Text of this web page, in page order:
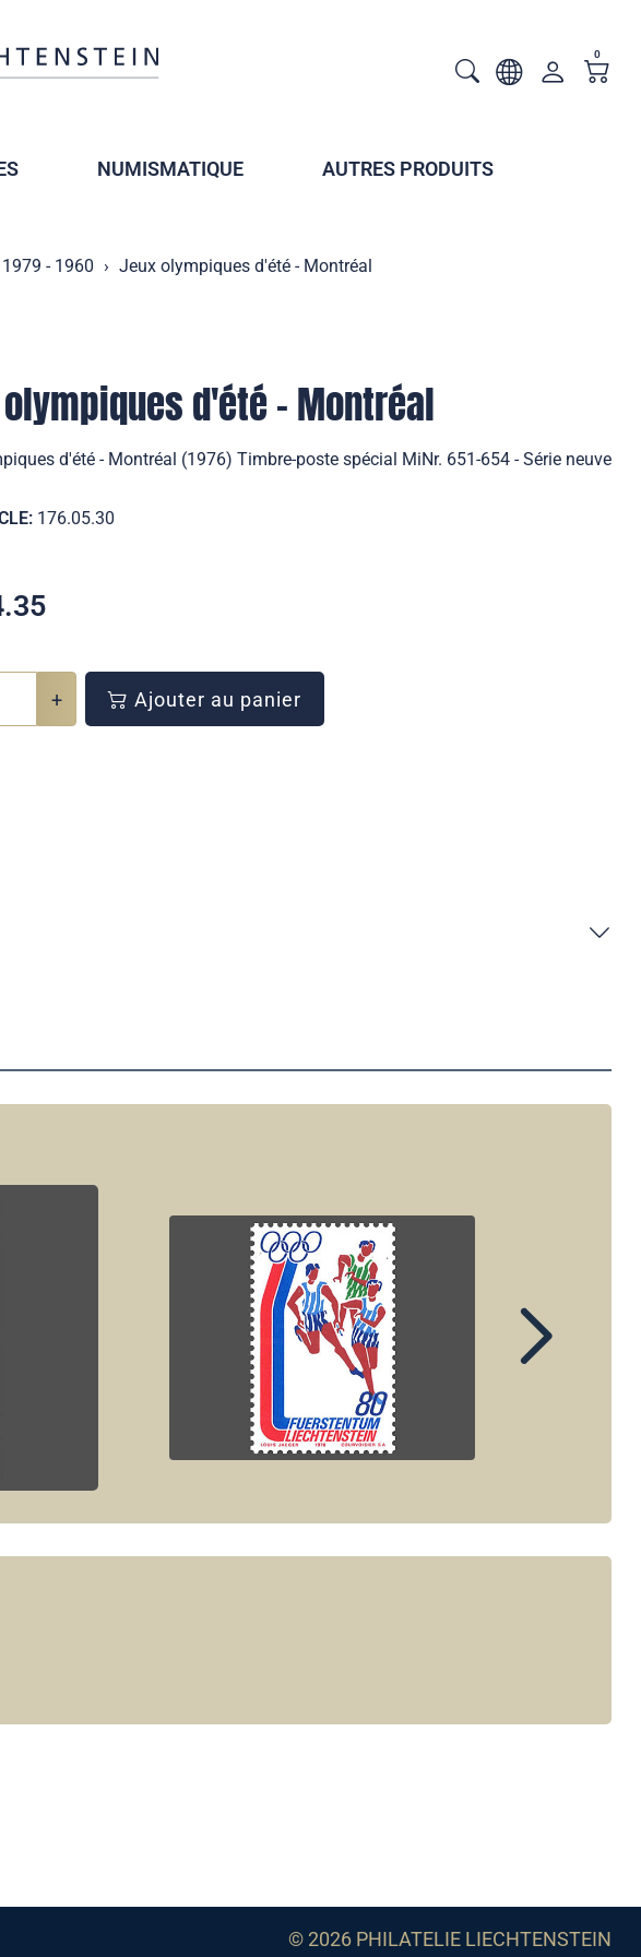
0
NUMISMATIQUE AUTRES PRODUITS
1979 - 1960 Jeux olympiques d'été - Montréal
d'été - Montréal
d'été - Montréal (1976) Timbre-poste spécial MiNr. 651-654 - Série neuve
176.05.30
+ Ajouter au panier
© 2026 PHILATELIE LIECHTENSTEIN